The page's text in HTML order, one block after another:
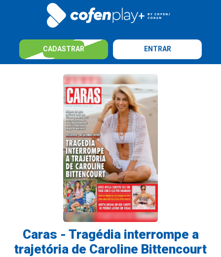
CADASTRAR ENTRAR
Caras - Tragédia interrompe a
trajetória de Caroline Bittencourt